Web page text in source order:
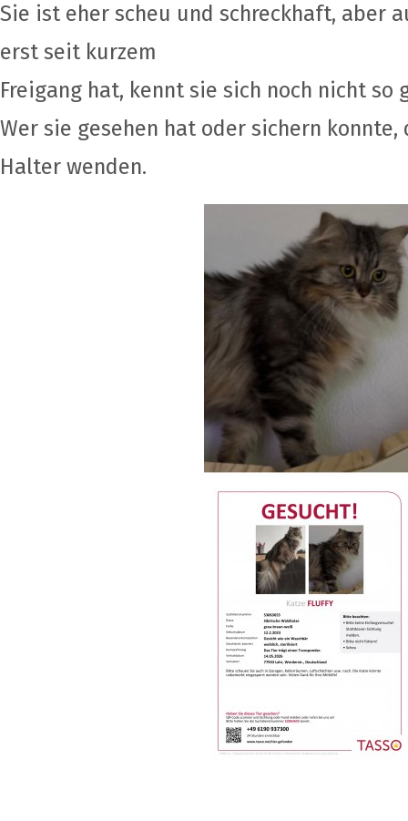
Sie ist eher scheu und schreckhaft, aber
erst seit kurzem
Freigang hat, kennt sie sich noch nicht so
Wer sie gesehen hat oder sichern
Halter wenden.